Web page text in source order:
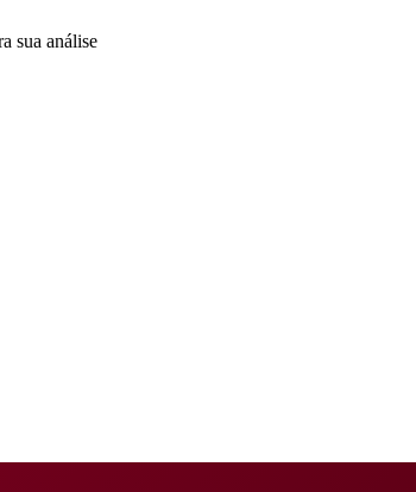
sua análise